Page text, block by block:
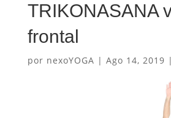
TRIKONASANA
frontal
por nexoYOGA | Ago 14, 2019 |